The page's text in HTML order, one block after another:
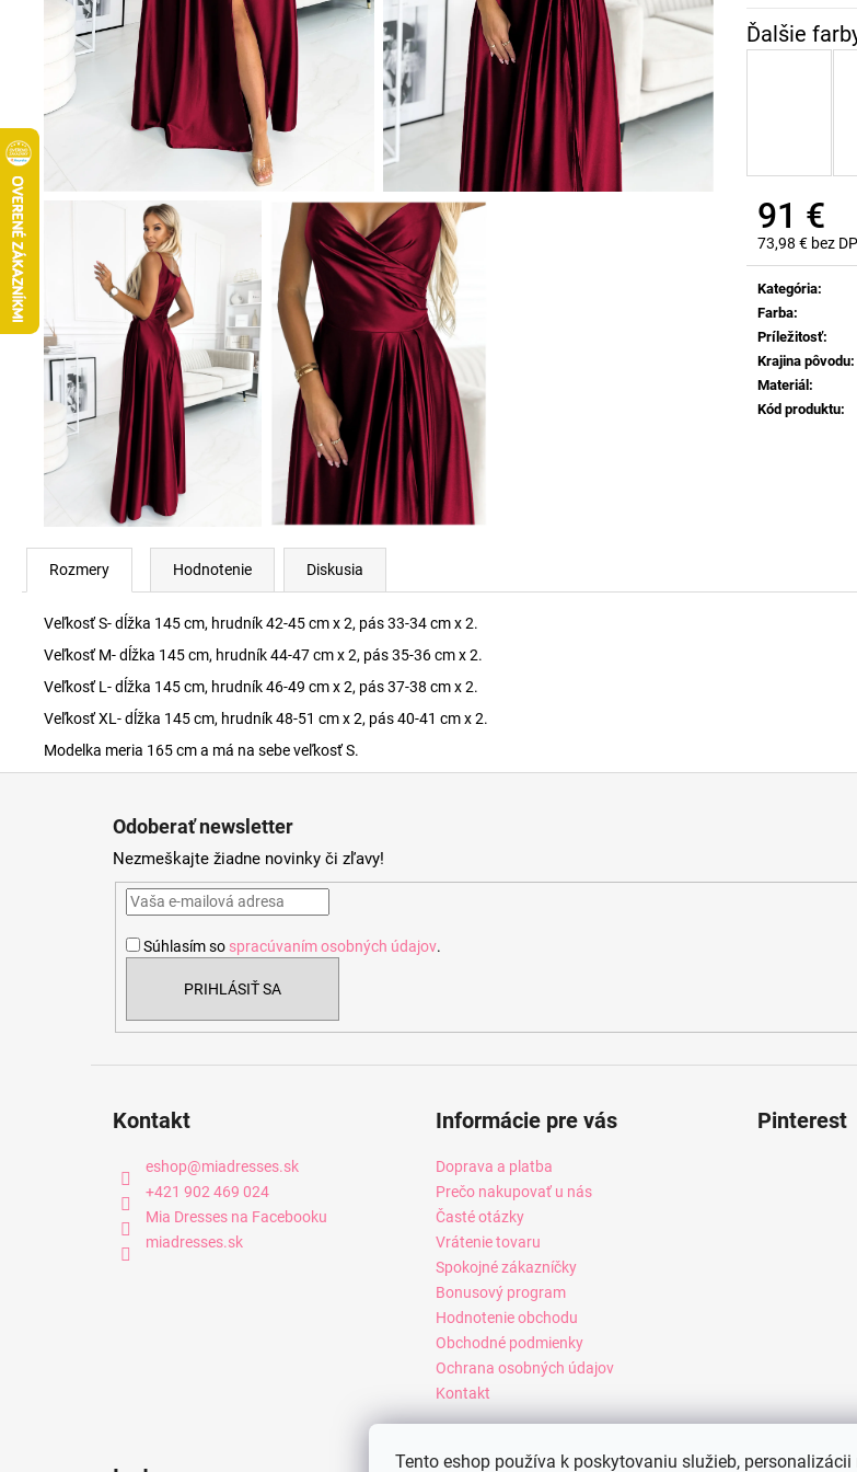
Tento eshop používa k poskytovaniu služieb, personalizácii
91 €
73,98 € bez
Jednotková
cena:
Kategória:
Farba:
Príležitosť:
Krajina pôvodu:
Materiál:
Kód produktu:
Rozmery Hodnotenie Diskusia
Veľkosť S- dĺžka 145 cm, hrudník 42-45 cm x 2, pás 33-34 cm x 2.
Veľkosť M- dĺžka 145 cm, hrudník 44-47 cm x 2, pás 35-36 cm x 2.
Veľkosť L- dĺžka 145 cm, hrudník 46-49 cm x 2, pás 37-38 cm x 2.
Veľkosť XL- dĺžka 145 cm, hrudník 48-51 cm x 2, pás 40-41 cm x 2.
Modelka meria 165 cm a má na sebe veľkosť S.
Odoberať newsletter
Nezmeškajte žiadne novinky či zľavy!
Súhlasím so spracúvaním osobných údajov.
PRIHLÁSIŤ SA
Kontakt
eshop@miadresses.sk
+421 902 469 024
Mia Dresses na Facebooku
miadresses.sk
Informácie pre vás
Doprava a platba
Prečo nakupovať u nás
Časté otázky
Vrátenie tovaru
Spokojné zákazníčky
Bonusový program
Hodnotenie obchodu
Obchodné podmienky
Ochrana osobných údajov
Kontakt
Pinterest